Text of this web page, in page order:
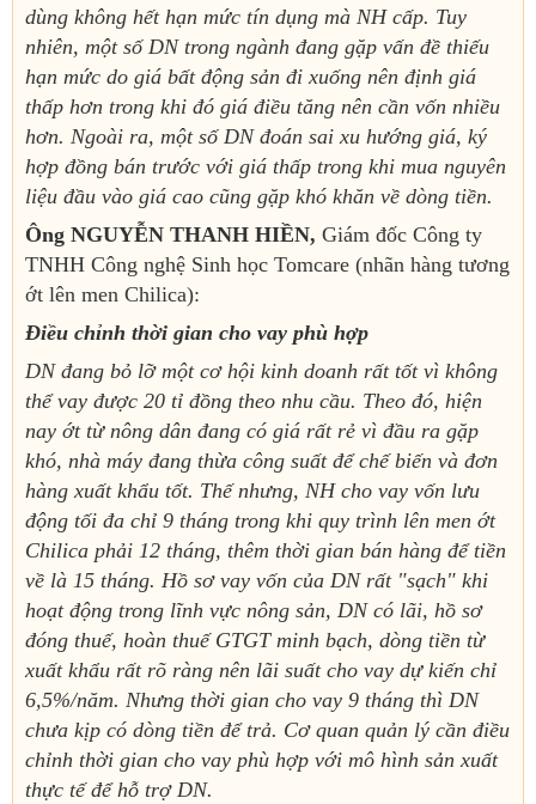
dùng không hết hạn mức tín dụng mà NH cấp. Tuy
nhiên, một số DN trong ngành đang gặp vấn đề thiếu
hạn mức do giá bất động sản đi xuống nên định giá
thấp hơn trong khi đó giá điều tăng nên cần vốn nhiều
hơn. Ngoài ra, một số DN đoán sai xu hướng giá, ký
hợp đồng bán trước với giá thấp trong khi mua nguyên
liệu đầu vào giá cao cũng gặp khó khăn về dòng tiền.
Ông NGUYỄN THANH HIỀN, Giám đốc Công ty
TNHH Công nghệ Sinh học Tomcare (nhãn hàng tương
ớt lên men Chilica):
Điều chỉnh thời gian cho vay phù hợp
DN đang bỏ lỡ một cơ hội kinh doanh rất tốt vì không
thể vay được 20 tỉ đồng theo nhu cầu. Theo đó, hiện
nay ớt từ nông dân đang có giá rất rẻ vì đầu ra gặp
khó, nhà máy đang thừa công suất để chế biến và đơn
hàng xuất khẩu tốt. Thế nhưng, NH cho vay vốn lưu
động tối đa chỉ 9 tháng trong khi quy trình lên men ớt
Chilica phải 12 tháng, thêm thời gian bán hàng để tiền
về là 15 tháng. Hồ sơ vay vốn của DN rất "sạch" khi
hoạt động trong lĩnh vực nông sản, DN có lãi, hồ sơ
đóng thuế, hoàn thuế GTGT minh bạch, dòng tiền từ
xuất khẩu rất rõ ràng nên lãi suất cho vay dự kiến chỉ
6,5%/năm. Nhưng thời gian cho vay 9 tháng thì DN
chưa kịp có dòng tiền để trả. Cơ quan quản lý cần điều
chỉnh thời gian cho vay phù hợp với mô hình sản xuất
thực tế để hỗ trợ DN.